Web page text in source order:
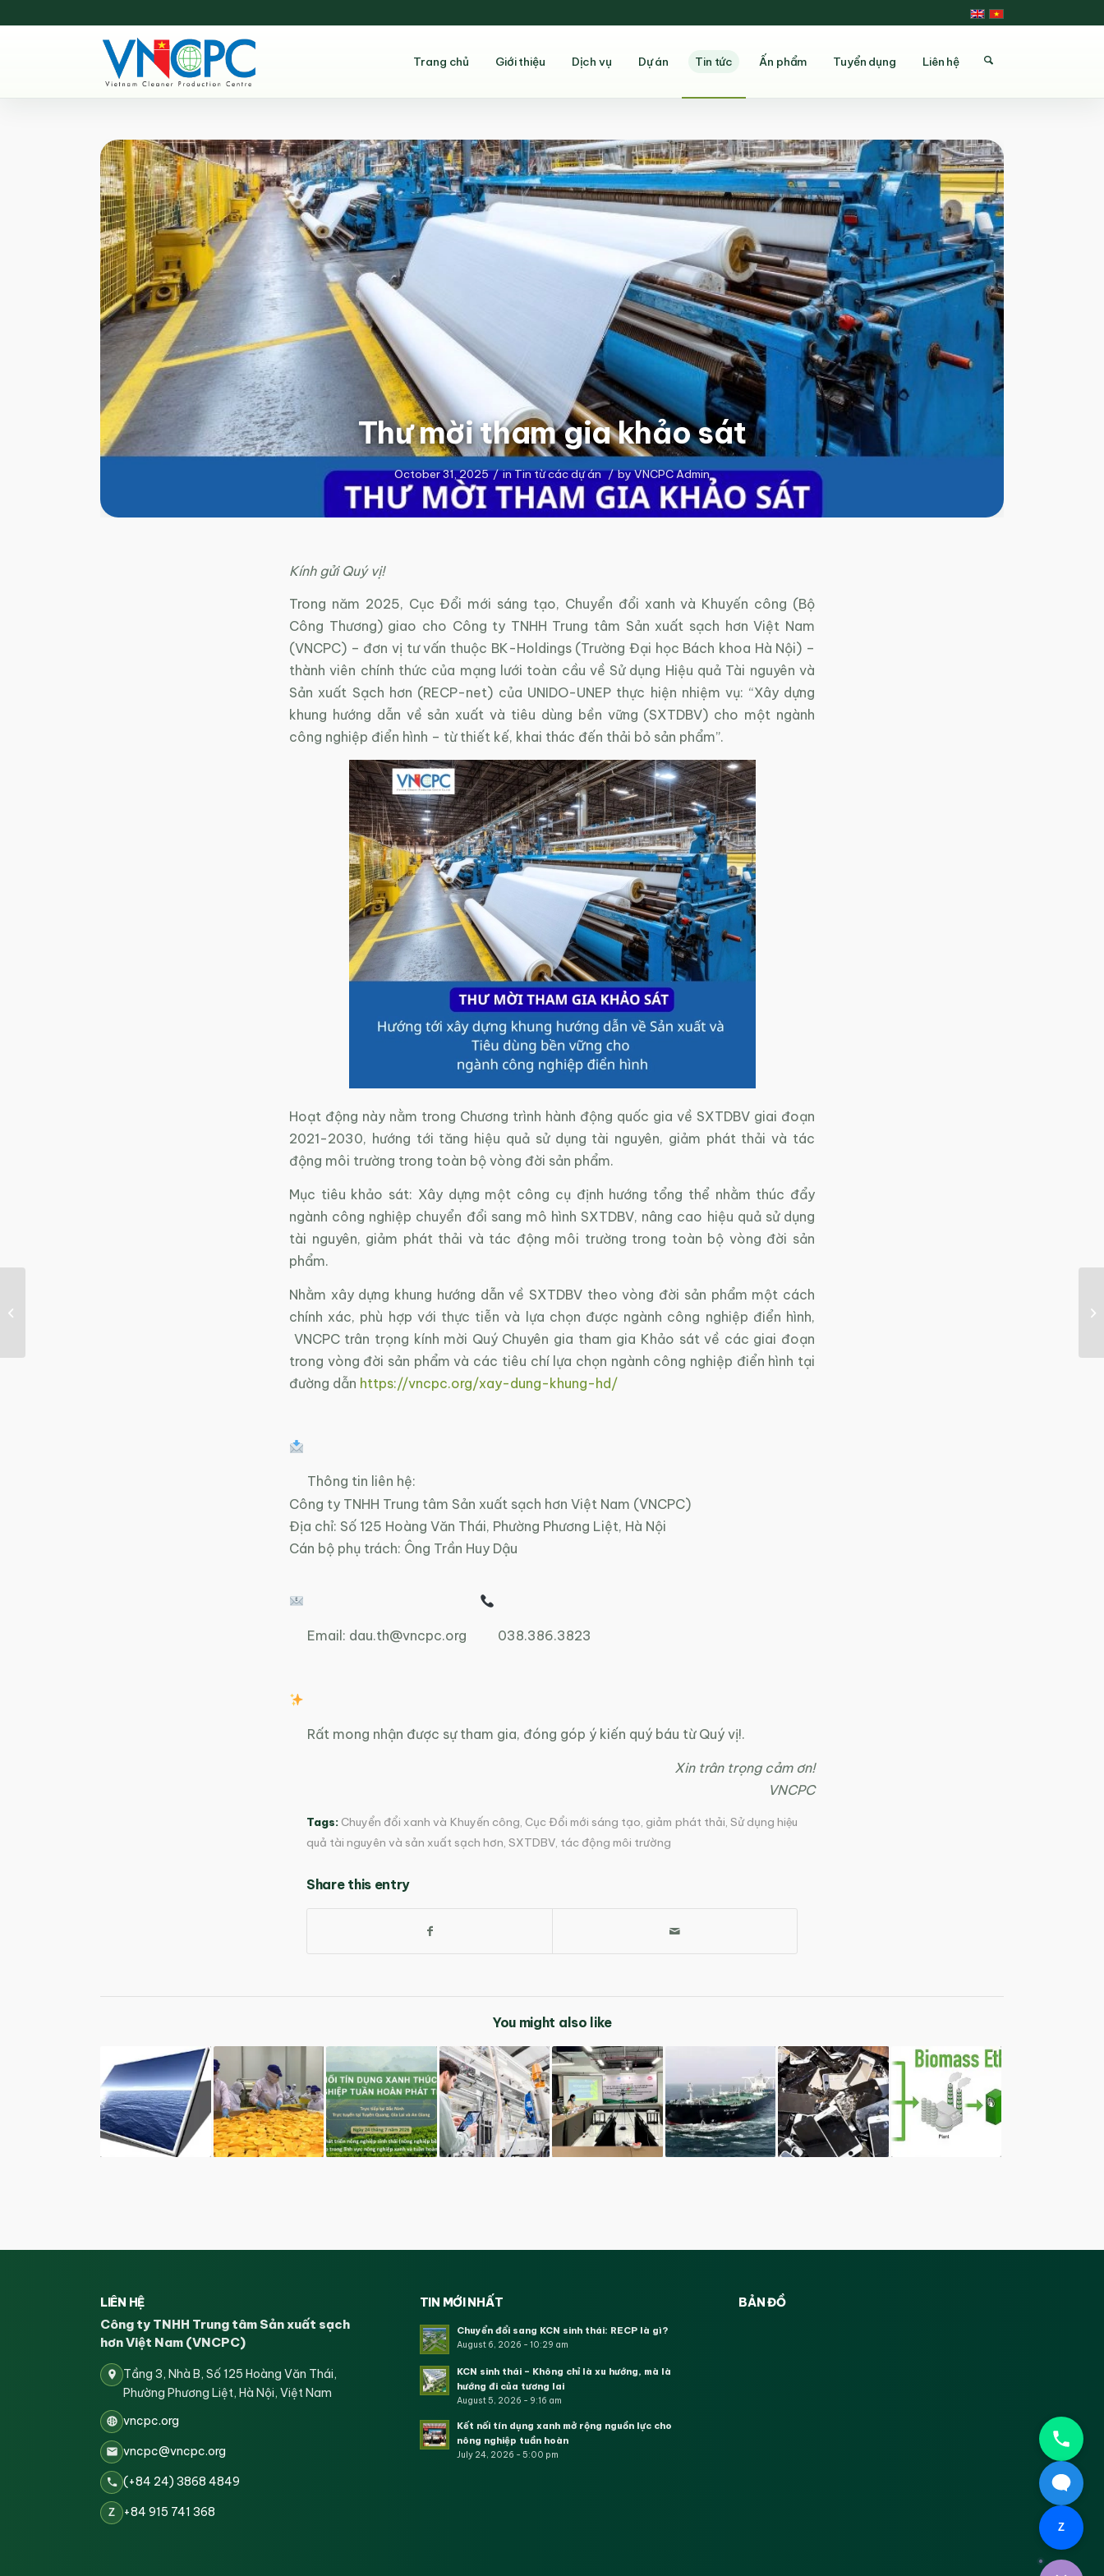
Trang chủ Giới thiệu Dịch vụ Dự án Tin tức Ấn phẩm Tuyển dụng Liên hệ
Thư mời tham gia khảo sát
October 31, 2025 / inTin từ các dự án / byVNCPC Admin
Kính gửi Quý vị!
Trong năm 2025, Cục Đổi mới sáng tạo, Chuyển đổi xanh và Khuyến công (Bộ
Công Thương) giao cho Công ty TNHH Trung tâm Sản xuất sạch hơn Việt Nam
(VNCPC) – đơn vị tư vấn thuộc BK-Holdings (Trường Đại học Bách khoa Hà Nội) –
thành viên chính thức của mạng lưới toàn cầu về Sử dụng Hiệu quả Tài nguyên và
Sản xuất Sạch hơn (RECP-net) của UNIDO-UNEP thực hiện nhiệm vụ: “Xây dựng
khung hướng dẫn về sản xuất và tiêu dùng bền vững (SXTDBV) cho một ngành
công nghiệp điển hình – từ thiết kế, khai thác đến thải bỏ sản phẩm”.
Hoạt động này nằm trong Chương trình hành động quốc gia về SXTDBV giai đoạn
2021-2030, hướng tới tăng hiệu quả sử dụng tài nguyên, giảm phát thải và tác
động môi trường trong toàn bộ vòng đời sản phẩm.
Mục tiêu khảo sát: Xây dựng một công cụ định hướng tổng thể nhằm thúc đẩy
ngành công nghiệp chuyển đổi sang mô hình SXTDBV, nâng cao hiệu quả sử dụng
tài nguyên, giảm phát thải và tác động môi trường trong toàn bộ vòng đời sản
phẩm.
Nhằm xây dựng khung hướng dẫn về SXTDBV theo vòng đời sản phẩm một cách
chính xác, phù hợp với thực tiễn và lựa chọn được ngành công nghiệp điển hình,
VNCPC trân trọng kính mời Quý Chuyên gia tham gia Khảo sát về các giai đoạn
trong vòng đời sản phẩm và các tiêu chí lựa chọn ngành công nghiệp điển hình tại
đường dẫn https://vncpc.org/xay-dung-khung-hd/
Thông tin liên hệ:
Công ty TNHH Trung tâm Sản xuất sạch hơn Việt Nam (VNCPC)
Địa chỉ: Số 125 Hoàng Văn Thái, Phường Phương Liệt, Hà Nội
Cán bộ phụ trách: Ông Trần Huy Dậu
Email: dau.th@vncpc.org 038.386.3823
Rất mong nhận được sự tham gia, đóng góp ý kiến quý báu từ Quý vị!.
Xin trân trọng cảm ơn!
VNCPC
Tags: Chuyển đổi xanh và Khuyến công, Cục Đổi mới sáng tạo, giảm phát thải, Sử dụng hiệu
quả tài nguyên và sản xuất sạch hơn, SXTDBV, tác động môi trường
Share this entry
You might also like
LIÊN HỆ
Công ty TNHH Trung tâm Sản xuất sạch
hơn Việt Nam (VNCPC)
Tầng 3, Nhà B, Số 125 Hoàng Văn Thái,
Phường Phương Liệt, Hà Nội, Việt Nam
vncpc.org
vncpc@vncpc.org
(+84 24) 3868 4849
Z +84 915 741 368
TIN MỚI NHẤT
Chuyển đổi sang KCN sinh thái: RECP là gì?
August 6, 2026 - 10:29 am
KCN sinh thái – Không chỉ là xu hướng, mà là
hướng đi của tương lai
August 5, 2026 - 9:16 am
Kết nối tín dụng xanh mở rộng nguồn lực cho
nông nghiệp tuần hoàn
July 24, 2026 - 5:00 pm
BẢN ĐỒ
Z